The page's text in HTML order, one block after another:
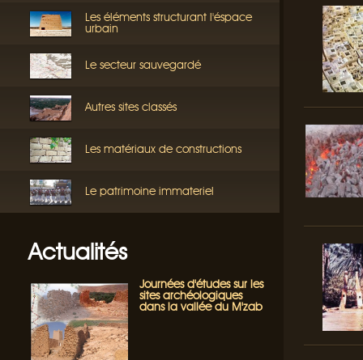
Les éléments structurant l'éspace
urbain
Le secteur sauvegardé
Autres sites classés
Les matériaux de constructions
Le patrimoine immateriel
Actualités
Journées d'études sur les
sites archéologiques
dans la vallée du M'zab